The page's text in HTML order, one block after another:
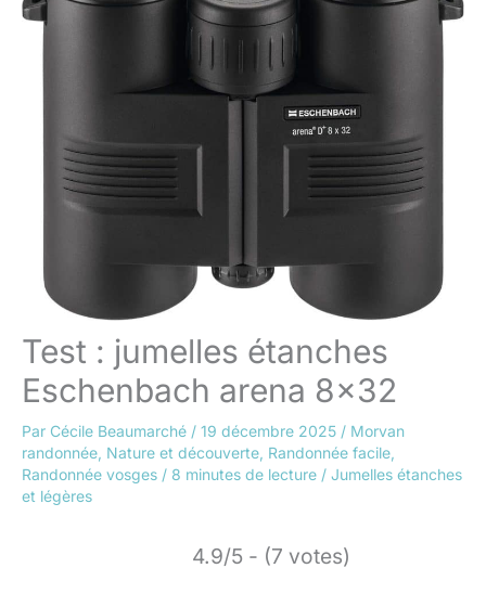
Test : jumelles étanches
Eschenbach arena 8×32
Par Cécile Beaumarché / 19 décembre 2025 / Morvan
randonnée Nature et découverte Randonnée facile
Randonnée vosges / 8 minutes de lecture / Jumelles étanches
et légères
4.9/5 - (7 votes)